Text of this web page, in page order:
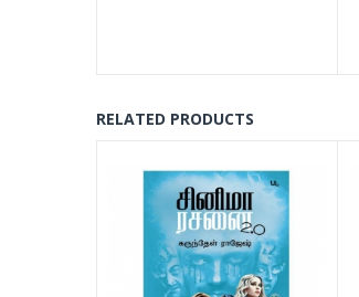
RELATED PRODUCTS